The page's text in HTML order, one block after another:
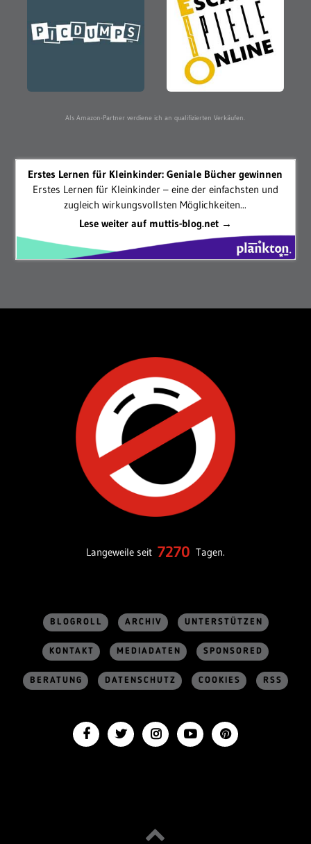
Als Amazon-Partner verdiene ich an qualifizierten Verkäufen.
Erstes Lernen für Kleinkinder: Geniale Bücher gewinnen
Erstes Lernen für Kleinkinder – eine der einfachsten und
zugleich wirkungsvollsten Möglichkeiten...
Lese weiter auf muttis-blog.net →
Langeweile seit 7270 Tagen.
BLOGROLL ARCHIV UNTERSTÜTZEN
KONTAKT MEDIADATEN SPONSORED
BERATUNG DATENSCHUTZ COOKIES RSS